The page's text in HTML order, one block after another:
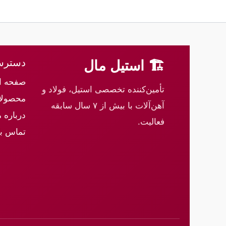
🏗 استیل مال
تأمین‌کننده تخصصی استیل، فولاد و
آهن‌آلات با بیش از ۷ سال سابقه
فعالیت.
صفحه
درباره
تماس